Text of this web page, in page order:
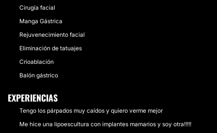
Cirugía facial
Manga Gástrica
Rejuvenecimiento facial
Eliminación de tatuajes
Crioablación
Balón gástrico
EXPERIENCIAS
Tengo los párpados muy caídos y quiero verme mejor
Me hice una lipoescultura con implantes mamarios y soy otra!!!!!